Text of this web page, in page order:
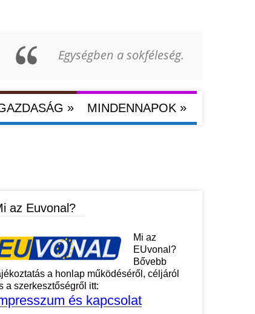
Egységben a sokféleség.
» MINDENNAPOK »
az Euvonal?
Mi az
EUvonal?
Bővebb
a honlap működéséről, céljáról
a szerkesztőségről itt:
és kapcsolat